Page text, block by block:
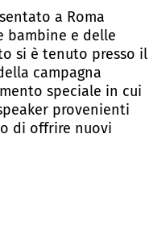
a Roma
bambine e delle
si è tenuto presso il
campagna
speciale in cui
provenienti
di offrire nuovi